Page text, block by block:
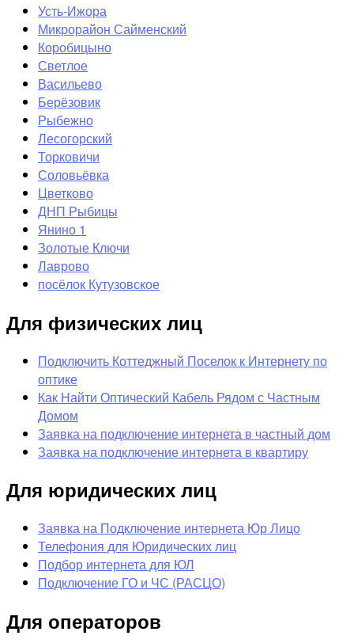
Усть-Ижора
Микрорайон Сайменский
Коробицыно
Светлое
Васильево
Берёзовик
Рыбежно
Лесогорский
Торковичи
Соловьёвка
Цветково
ДНП Рыбицы
Янино 1
Золотые Ключи
Лаврово
посёлок Кутузовское
Для физических лиц
Подключить Коттеджный Поселок к Интернету по
оптике
Как Найти Оптический Кабель Рядом с Частным
Домом
Заявка на подключение интернета в частный дом
Заявка на подключение интернета в квартиру
Для юридических лиц
Заявка на Подключение интернета Юр Лицо
Телефония для Юридических лиц
Подбор интернета для ЮЛ
Подключение ГО и ЧС (РАСЦО)
Для операторов